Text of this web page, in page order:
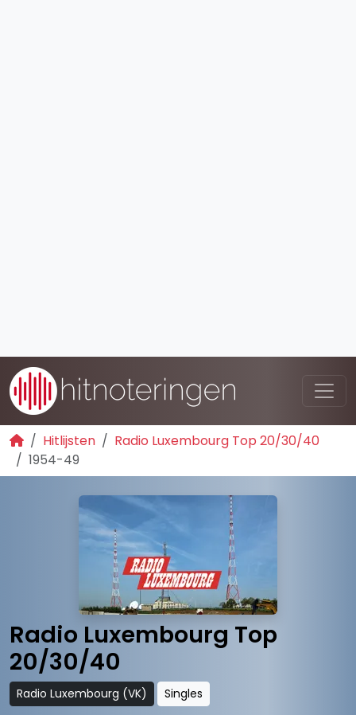
Hitlijsten
Radio Luxembourg Top 20/30/40
1954-49
Radio Luxembourg Top
20/30/40
Radio Luxembourg (VK) Singles